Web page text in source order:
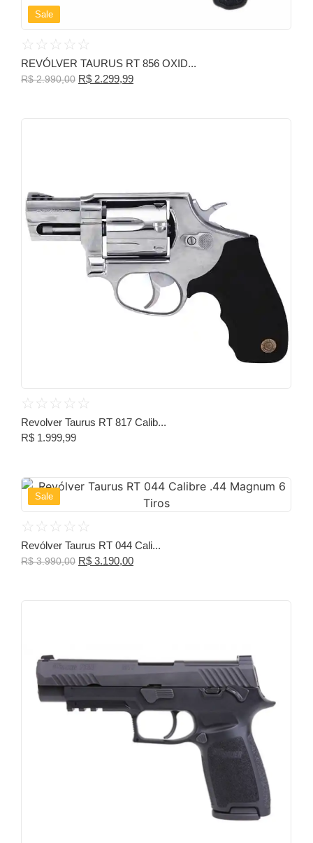
Sale
☆ ☆ ☆ ☆ ☆
REVÓLVER TAURUS RT 856 OXID...
R$2.990,00 R$ 2.299,99
☆ ☆ ☆ ☆ ☆
Revolver Taurus RT 817 Calib...
R$ 1.999,99
Sale
☆ ☆ ☆ ☆ ☆
Revólver Taurus RT 044 Cali...
R$3.990,00 R$ 3.190,00